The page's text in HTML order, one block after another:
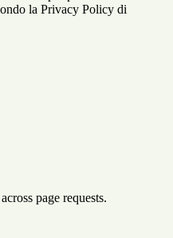
la Privacy Policy di
page requests.